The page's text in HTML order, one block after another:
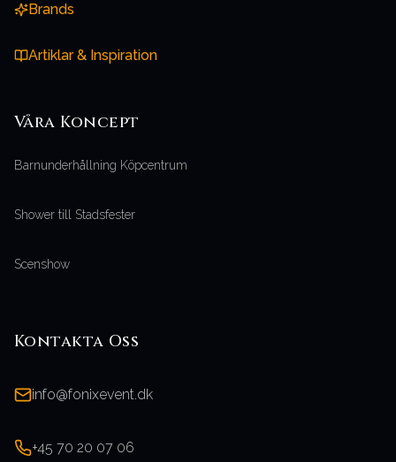
Brands
Artiklar & Inspiration
Våra Koncept
Barnunderhållning Köpcentrum
Shower till Stadsfester
Scenshow
Kontakta Oss
info@fonixevent.dk
+45 70 20 07 06